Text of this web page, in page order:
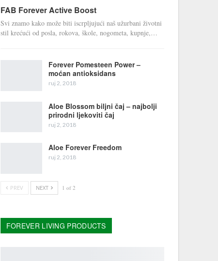
FAB Forever Active Boost
Svi znamo kako može biti iscrpljujući naš užurbani životni
stil krećući od posla, rokova, škole, nogometa, kupnje,…
Forever Pomesteen Power –
moćan antioksidans
ruj 2, 2018
Aloe Blossom biljni čaj – najbolji
prirodni ljekoviti čaj
ruj 2, 2018
Aloe Forever Freedom
ruj 2, 2018
PREV NEXT 1 of 2
FOREVER LIVING PRODUCTS